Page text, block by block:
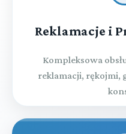
Reklamacje i
Kompleksowa
reklamacji, rękojmi,